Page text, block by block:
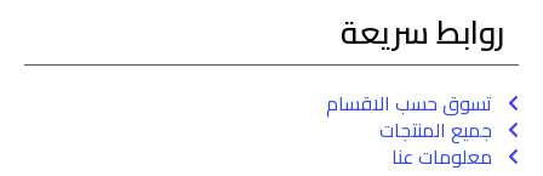
روابط سريعة
تسوق حسب الاقسام
جميع المنتجات
معلومات عنا